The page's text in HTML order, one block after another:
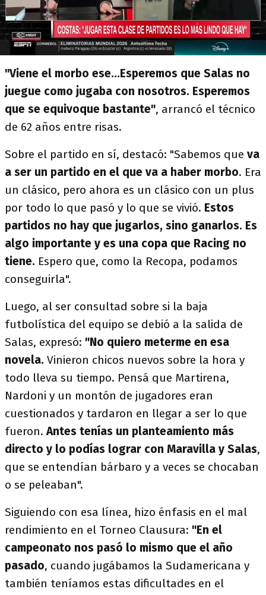
"Viene el morbo ese...Esperemos que Salas no
juegue como jugaba con nosotros. Esperemos
que se equivoque bastante", arrancó el técnico
de 62 años entre risas.
Sobre el partido en sí, destacó: "Sabemos que va
a ser un partido en el que va a haber morbo. Era
un clásico, pero ahora es un clásico con un plus
por todo lo que pasó y lo que se vivió. Estos
partidos no hay que jugarlos, sino ganarlos. Es
algo importante y es una copa que Racing no
tiene. Espero que, como la Recopa, podamos
conseguirla".
Luego, al ser consultad sobre si la baja
futbolística del equipo se debió a la salida de
Salas, expresó: "No quiero meterme en esa
novela. Vinieron chicos nuevos sobre la hora y
todo lleva su tiempo. Pensá que Martirena,
Nardoni y un montón de jugadores eran
cuestionados y tardaron en llegar a ser lo que
fueron. Antes tenías un planteamiento más
directo y lo podías lograr con Maravilla y Salas,
que se entendían bárbaro y a veces se chocaban
o se peleaban".
Siguiendo con esa línea, hizo énfasis en el mal
rendimiento en el Torneo Clausura: "En el
campeonato nos pasó lo mismo que el año
pasado, cuando jugábamos la Sudamericana y
también teníamos estas dificultades en el